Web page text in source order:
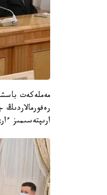
مەملەكەت
ارىپتەسىمىز